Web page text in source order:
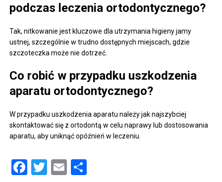
podczas leczenia ortodontycznego?
Tak, nitkowanie jest kluczowe dla utrzymania higieny jamy
ustnej, szczególnie w trudno dostępnych miejscach, gdzie
szczoteczka może nie dotrzeć.
Co robić w przypadku uszkodzenia
aparatu ortodontycznego?
W przypadku uszkodzenia aparatu należy jak najszybciej
skontaktować się z ortodontą w celu naprawy lub dostosowania
aparatu, aby uniknąć opóźnień w leczeniu.
Facebook
Twitter
Email